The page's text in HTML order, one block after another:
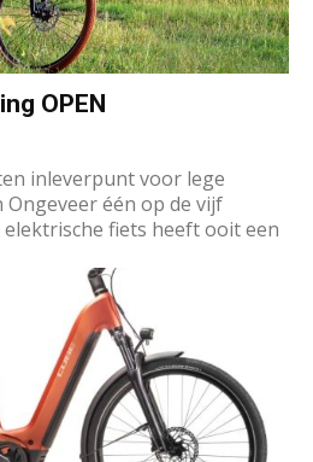
OPEN
inleverpunt voor lege
één op de vijf
fiets heeft ooit een